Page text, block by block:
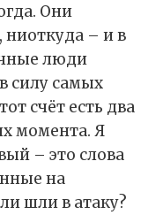
Они
ниоткуда – и в
люди
силу самых
счёт есть два
момента. Я
– это слова
на
шли в атаку?